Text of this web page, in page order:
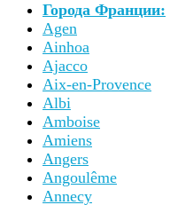
Города Франции:
Agen
Ainhoa
Ajacco
Aix-en-Provence
Albi
Amboise
Amiens
Angers
Angoulême
Annecy